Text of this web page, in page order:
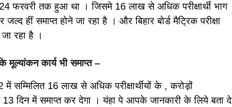
फरवरी तक हुआ था । जिसमे 16 लाख से अधिक परीक्षार्थी भाग
जल्द हीं समाप्त होने जा रहा है । और बिहार बोर्ड मैट्रिक परीक्षा
रहा है ।
कार्य भी समाप्त –
में सम्मिलित 16 लाख से अधिक परीक्षार्थीयों के , करोड़ों
दिन में समाप्त कर देगा । यंहा पे आपके जानकारी के लिये बता दे